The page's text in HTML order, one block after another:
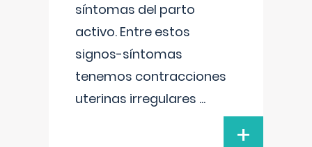
síntomas del parto
activo. Entre estos
signos-síntomas
tenemos contracciones
uterinas irregulares ...
+